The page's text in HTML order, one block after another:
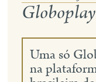
Globoplay
Uma só
na